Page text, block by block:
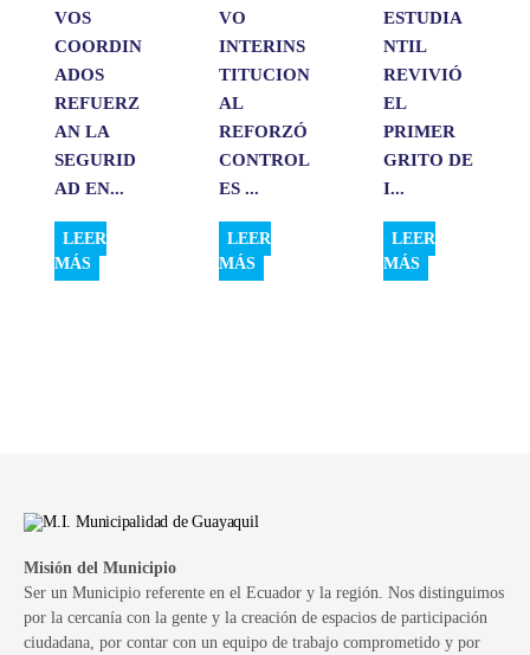
VOS
COORDIN
ADOS
REFUERZ
AN LA
SEGURID
AD EN...
LEER
MÁS
VO
INTERINS
TITUCION
AL
REFORZÓ
CONTROL
ES ...
LEER
MÁS
ESTUDIA
NTIL
REVIVIÓ
EL
PRIMER
GRITO DE
I...
LEER
MÁS
Misión del Municipio
Ser un Municipio referente en el Ecuador y la región. Nos distinguimos
por la cercanía con la gente y la creación de espacios de participación
ciudadana, por contar con un equipo de trabajo comprometido y por